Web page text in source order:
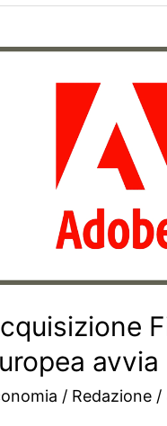
avvia
/ Redazione /